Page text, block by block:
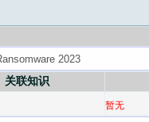
关联知识
暂无